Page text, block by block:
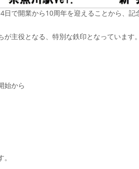
で開業から10周年を迎えることから、記
主役となる、特別な鉄印となっています。
始から